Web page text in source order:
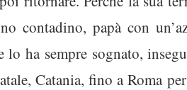
contadino, papà con
ha sempre sognato,
Catania, fino a Roma